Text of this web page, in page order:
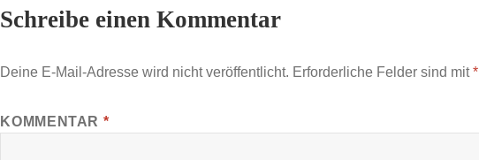
Schreibe einen Kommentar
Deine E-Mail-Adresse wird nicht veröffentlicht. Erforderliche Felder sind mit*
KOMMENTAR *